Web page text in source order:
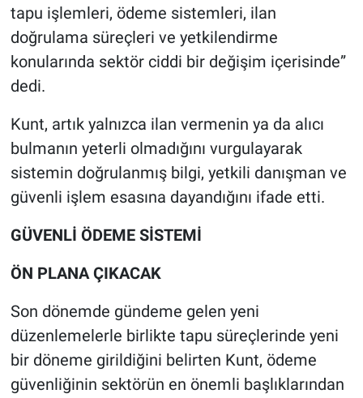
tapu işlemleri, ödeme sistemleri, ilan
doğrulama süreçleri ve yetkilendirme
konularında sektör ciddi bir değişim içerisinde”
dedi.
Kunt, artık yalnızca ilan vermenin ya da alıcı
bulmanın yeterli olmadığını vurgulayarak
sistemin doğrulanmış bilgi, yetkili danışman ve
güvenli işlem esasına dayandığını ifade etti.
GÜVENLİ ÖDEME SİSTEMİ
ÖN PLANA ÇIKACAK
Son dönemde gündeme gelen yeni
düzenlemelerle birlikte tapu süreçlerinde yeni
bir döneme girildiğini belirten Kunt, ödeme
güvenliğinin sektörün en önemli başlıklarından